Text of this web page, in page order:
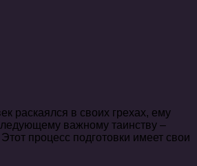
раскаялся в своих грехах, ему
важному таинству –
процесс подготовки имеет свои